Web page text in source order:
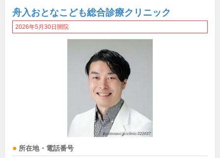
舟入おとなこども総合診療クリニック
2026年5月30日開院
所在地・電話番号